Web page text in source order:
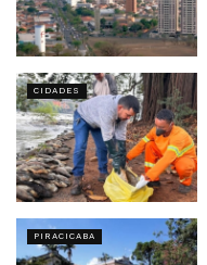
CIDADES
PIRACICABA